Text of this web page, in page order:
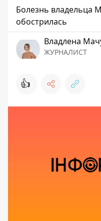
Болезнь владельца
обострилась
Владлена
ЖУРНАЛИСТ
👍